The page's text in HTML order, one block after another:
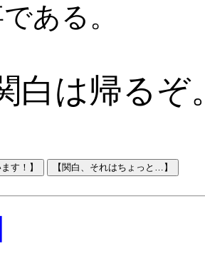
ある。
白は帰るぞ